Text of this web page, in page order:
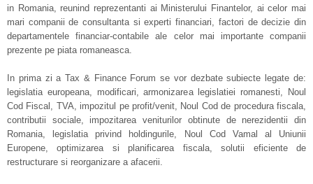
in Romania, reunind reprezentanti ai Ministerului Finantelor, ai celor mai
mari companii de consultanta si experti financiari, factori de decizie din
departamentele financiar-contabile ale celor mai importante companii
prezente pe piata romaneasca.
In prima zi a Tax & Finance Forum se vor dezbate subiecte legate de:
legislatia europeana, modificari, armonizarea legislatiei romanesti, Noul
Cod Fiscal, TVA, impozitul pe profit/venit, Noul Cod de procedura fiscala,
contributii sociale, impozitarea veniturilor obtinute de nerezidentii din
Romania, legislatia privind holdingurile, Noul Cod Vamal al Uniunii
Europene, optimizarea si planificarea fiscala, solutii eficiente de
restructurare si reorganizare a afacerii.